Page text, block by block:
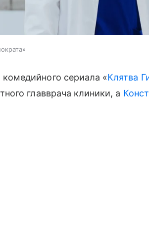
сериала «Клятва
главврача клиники, а